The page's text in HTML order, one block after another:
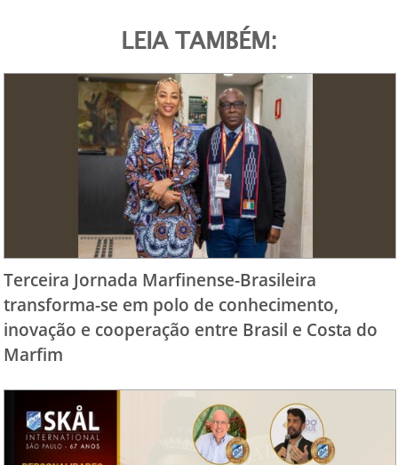
LEIA TAMBÉM:
Terceira Jornada Marfinense-Brasileira
transforma-se em polo de conhecimento,
inovação e cooperação entre Brasil e Costa do
Marfim